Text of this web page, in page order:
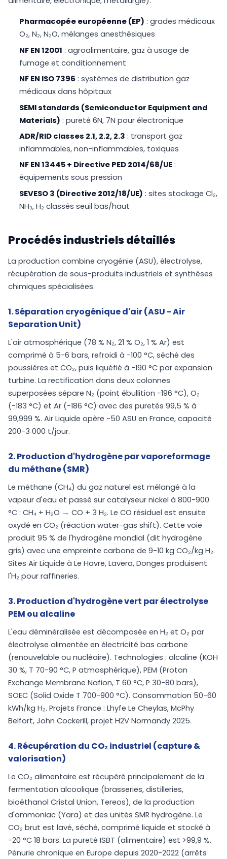
Pharmacopée européenne (EP) : grades médicaux
O₂, N₂, N₂O, mélanges anesthésiques
NF EN 12001 : agroalimentaire, gaz à usage de
fumage et conditionnement
NF EN ISO 7396 : systèmes de distribution gaz
médicaux dans hôpitaux
SEMI standards (Semiconductor Equipment and
Materials) : pureté 6N, 7N pour électronique
ADR/RID classes 2.1, 2.2, 2.3 : transport gaz
inflammables, non-inflammables, toxiques
NF EN 13445 + Directive PED 2014/68/UE :
équipements sous pression
SEVESO 3 (Directive 2012/18/UE) : sites stockage Cl₂,
NH₃, H₂ classés seuil bas/haut
Procédés industriels détaillés
La production combine cryogénie (ASU), électrolyse,
récupération de sous-produits industriels et synthèses
chimiques spécialisées.
1. Séparation cryogénique d'air (ASU - Air
Separation Unit)
L'air atmosphérique (78 % N₂, 21 % O₂, 1 % Ar) est
comprimé à 5-6 bars, refroidi à -100 °C, séché des
poussières et CO₂, puis liquéfié à -190 °C par expansion
turbine. La rectification dans deux colonnes
superposées sépare N₂ (point ébullition -196 °C), O₂
(-183 °C) et Ar (-186 °C) avec des puretés 99,5 % à
99,999 %. Air Liquide opère ~50 ASU en France, capacité
200-3 000 t/jour.
2. Production d'hydrogène par vaporeformage
du méthane (SMR)
Le méthane (CH₄) du gaz naturel est mélangé à la
vapeur d'eau et passé sur catalyseur nickel à 800-900
°C : CH₄ + H₂O → CO + 3 H₂. Le CO résiduel est ensuite
oxydé en CO₂ (réaction water-gas shift). Cette voie
produit 95 % de l'hydrogène mondial (dit hydrogène
gris) avec une empreinte carbone de 9-10 kg CO₂/kg H₂.
Sites Air Liquide à Le Havre, Lavera, Donges produisent
l'H₂ pour raffineries.
3. Production d'hydrogène vert par électrolyse
PEM ou alcaline
L'eau déminéralisée est décomposée en H₂ et O₂ par
électrolyse alimentée en électricité bas carbone
(renouvelable ou nucléaire). Technologies : alcaline (KOH
30 %, T 70-90 °C, P atmosphérique), PEM (Proton
Exchange Membrane Nafion, T 60 °C, P 30-80 bars),
SOEC (Solid Oxide T 700-900 °C). Consommation 50-60
kWh/kg H₂. Projets France : Lhyfe Le Cheylas, McPhy
Belfort, John Cockerill, projet H2V Normandy 2025.
4. Récupération du CO₂ industriel (capture &
valorisation)
Le CO₂ alimentaire est récupéré principalement de la
fermentation alcoolique (brasseries, distilleries,
bioéthanol Cristal Union, Tereos), de la production
d'ammoniac (Yara) et des unités SMR hydrogène. Le
CO₂ brut est lavé, séché, comprimé liquide et stocké à
-20 °C 18 bars. La pureté ISBT (alimentaire) est >99,9 %.
Pénurie chronique en Europe depuis 2020-2022 (arrêts